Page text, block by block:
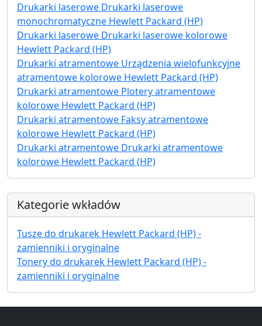
Drukarki laserowe Drukarki laserowe
monochromatyczne Hewlett Packard (HP)
Drukarki laserowe Drukarki laserowe kolorowe
Hewlett Packard (HP)
Drukarki atramentowe Urządzenia wielofunkcyjne
atramentowe kolorowe Hewlett Packard (HP)
Drukarki atramentowe Plotery atramentowe
kolorowe Hewlett Packard (HP)
Drukarki atramentowe Faksy atramentowe
kolorowe Hewlett Packard (HP)
Drukarki atramentowe Drukarki atramentowe
kolorowe Hewlett Packard (HP)
Kategorie wkładów
Tusze do drukarek Hewlett Packard (HP) -
zamienniki i oryginalne
Tonery do drukarek Hewlett Packard (HP) -
zamienniki i oryginalne